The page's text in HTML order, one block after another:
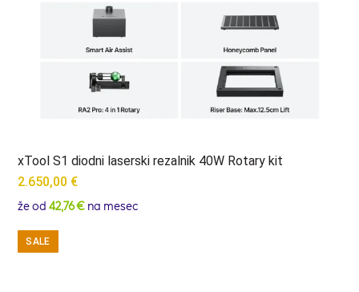
xTool S1 diodni laserski rezalnik 40W Rotary kit
2.650,00 €
že od42,76 € na mesec
SALE